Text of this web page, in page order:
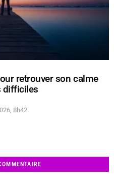
retrouver son calme
difficiles
8h42